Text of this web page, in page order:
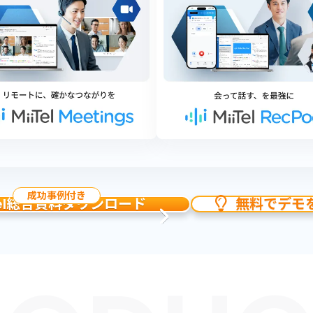
成功事例付き
総合資料ダウンロード 無料でデモ